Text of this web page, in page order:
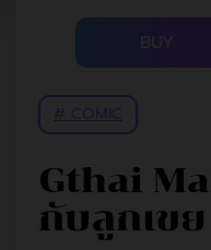
Gthai
กับลูกเขย